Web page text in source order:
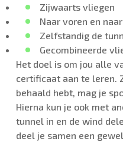
Zijwaarts vliegen
Naar voren en
Zelfstandig de
Gecombineerde
Het doel is om jou alle
certificaat aan te leren.
behaald hebt, mag je
Hierna kun je ook met
tunnel in en de wind
deel je samen een